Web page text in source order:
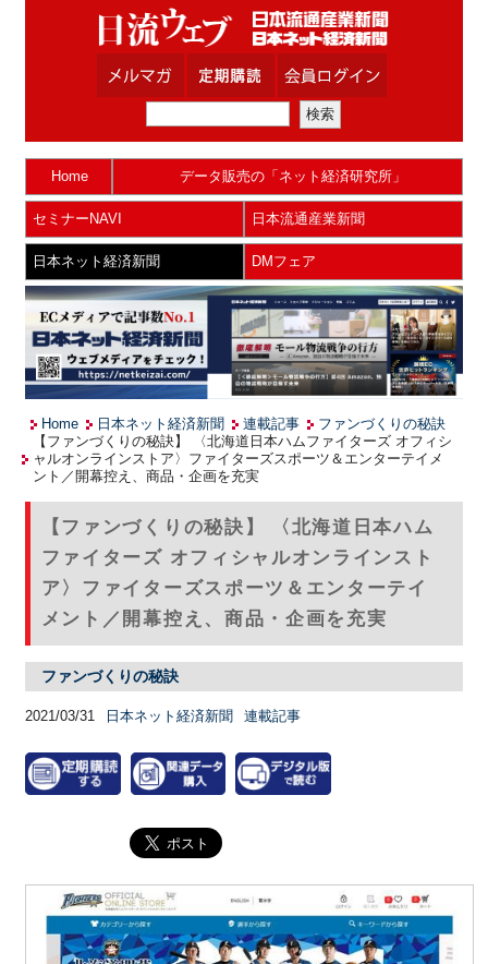
Home データ販売の「ネット経済研究所」
セミナーNAVI 日本流通産業新聞
日本ネット経済新聞 DMフェア
Home 日本ネット経済新聞 連載記事
ファンづくりの秘訣
【ファンづくりの秘訣】 〈北海道日本ハムファイターズ オフィシ
ャルオンラインストア〉ファイターズスポーツ＆エンターテイメ
ント／開幕控え、商品・企画を充実
【ファンづくりの秘訣】 〈北海道日本ハム
ファイターズ オフィシャルオンラインスト
ア〉ファイターズスポーツ＆エンターテイ
メント／開幕控え、商品・企画を充実
ファンづくりの秘訣
2021/03/31 日本ネット経済新聞 連載記事